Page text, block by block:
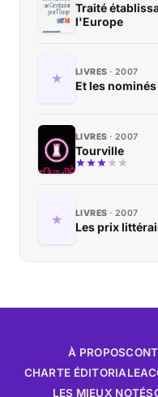
Traité
l'Europe
LIVRES 2007
Et les
LIVRES 2007
Tourville
LIVRES 2007
Les prix
À PROPOS
CHARTE ÉDITORIALE
LES MIEUX NOTÉS